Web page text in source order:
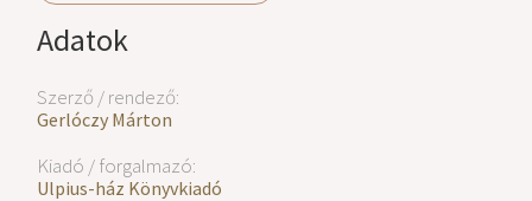
Adatok
Szerző / rendező:
Gerlóczy Márton
Kiadó / forgalmazó:
Ulpius-ház Könyvkiadó